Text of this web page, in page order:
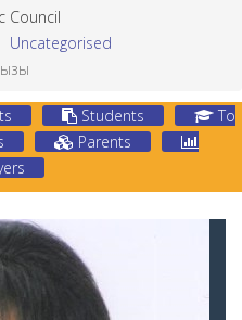
Council
Uncategorised
Students
To
Parents